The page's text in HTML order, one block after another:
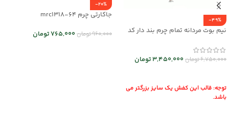
-49%
نیم بوت مردانه تمام چرم بند دار کد
6,750,000تومان3,450,000تومان
توجه: قالب این کفش یک سایز بزرگتر می
باشد.
-20%
جاکارتی چرم mrc1318-64
960,000تومان765,000تومان